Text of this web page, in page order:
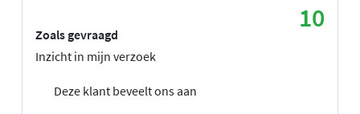
10
Zoals gevraagd
Inzicht in mijn verzoek
Deze klant beveelt ons aan